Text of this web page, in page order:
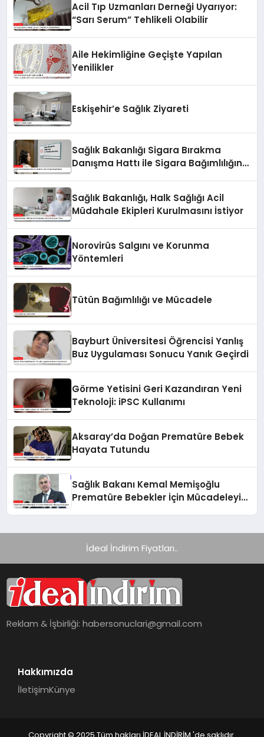
Acil Tıp Uzmanları Derneği Uyarıyor:
“Sarı Serum” Tehlikeli Olabilir
Aile Hekimliğine Geçişte Yapılan
Yenilikler
Eskişehir’e Sağlık Ziyareti
Sağlık Bakanlığı Sigara Bırakma
Danışma Hattı ile Sigara Bağımlılığına
Sağlık Bakanlığı, Halk Sağlığı Acil
Müdahale Ekipleri Kurulmasını İstiyor
Norovirüs Salgını ve Korunma
Yöntemleri
Tütün Bağımlılığı ve Mücadele
Bayburt Üniversitesi Öğrencisi Yanlış
Buz Uygulaması Sonucu Yanık Geçirdi
Görme Yetisini Geri Kazandıran Yeni
Teknoloji: iPSC Kullanımı
Aksaray’da Doğan Prematüre Bebek
Hayata Tutundu
Sağlık Bakanı Kemal Memişoğlu
Prematüre Bebekler İçin Mücadeleyi
İdeal İndirim Fiyatları..
Reklam & İşbirliği:habersonuclari@gmail.com
Hakkımızda
İletişimKünye